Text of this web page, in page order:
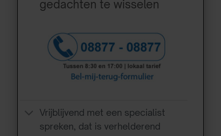
gedachten te wisselen
Vrijblijvend met een specialist
spreken, dat is verhelderend